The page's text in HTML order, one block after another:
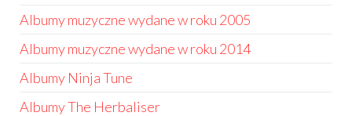
Albumy muzyczne wydane w roku 2005
Albumy muzyczne wydane w roku 2014
Albumy Ninja Tune
Albumy The Herbaliser